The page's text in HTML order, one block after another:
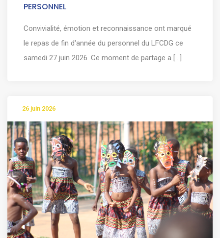
PERSONNEL
Convivialité, émotion et reconnaissance ont marqué
le repas de fin d'année du personnel du LFCDG ce
samedi 27 juin 2026. Ce moment de partage a [...]
26 juin 2026